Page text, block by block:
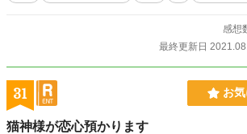
感想
最終更新日
31 お
猫神様が恋心預かります